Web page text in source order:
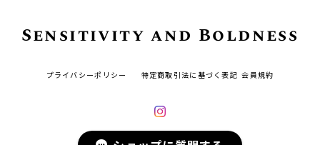
Sensitivity and Boldness
プライバシーポリシー 特定商取引法に基づく表記 会員規約